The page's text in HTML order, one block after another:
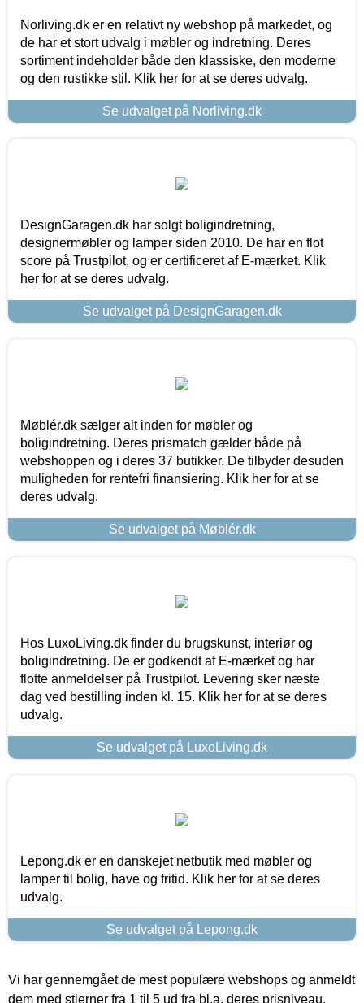
Norliving.dk er en relativt ny webshop på markedet, og
de har et stort udvalg i møbler og indretning. Deres
sortiment indeholder både den klassiske, den moderne
og den rustikke stil. Klik her for at se deres udvalg.
Se udvalget på Norliving.dk
DesignGaragen.dk har solgt boligindretning,
designermøbler og lamper siden 2010. De har en flot
score på Trustpilot, og er certificeret af E-mærket. Klik
her for at se deres udvalg.
Se udvalget på DesignGaragen.dk
Møblér.dk sælger alt inden for møbler og
boligindretning. Deres prismatch gælder både på
webshoppen og i deres 37 butikker. De tilbyder desuden
muligheden for rentefri finansiering. Klik her for at se
deres udvalg.
Se udvalget på Møblér.dk
Hos LuxoLiving.dk finder du brugskunst, interiør og
boligindretning. De er godkendt af E-mærket og har
flotte anmeldelser på Trustpilot. Levering sker næste
dag ved bestilling inden kl. 15. Klik her for at se deres
udvalg.
Se udvalget på LuxoLiving.dk
Lepong.dk er en danskejet netbutik med møbler og
lamper til bolig, have og fritid. Klik her for at se deres
udvalg.
Se udvalget på Lepong.dk
Vi har gennemgået de mest populære webshops og anmeldt
dem med stjerner fra 1 til 5 ud fra bl.a. deres prisniveau,